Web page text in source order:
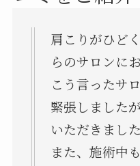
肩こりがひど
らのサロンに
こう言ったサ
緊張しました
いただきました
また、施術中